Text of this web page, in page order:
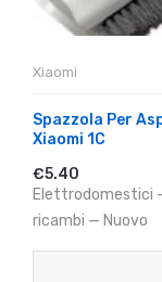
Xiaomi
Spazzola Per
Xiaomi 1C
€5.40
Elettrodomestici
ricambi — Nuovo